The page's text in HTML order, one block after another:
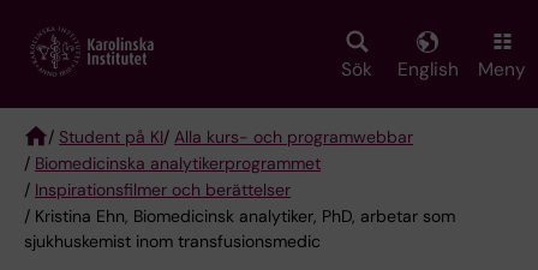
main
Sök English Meny
Breadcrumb
/ Student på KI/ Alla kurs- och programwebbar
/ Biomedicinska analytikerprogrammet
/ Inspirationsfilmer och berättelser
/ Kristina Ehn, Biomedicinsk analytiker, PhD, arbetar som
sjukhuskemist inom transfusionsmedic